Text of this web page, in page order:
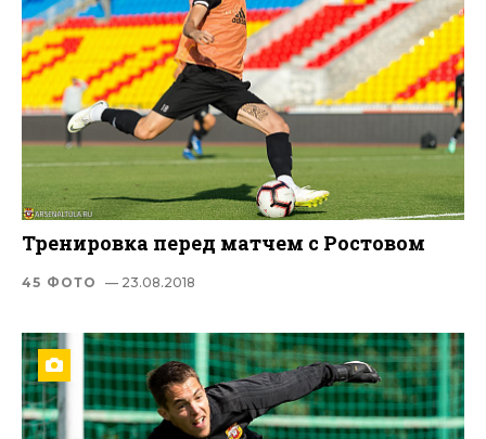
Тренировка перед матчем с Ростовом
45 ФОТО — 23.08.2018